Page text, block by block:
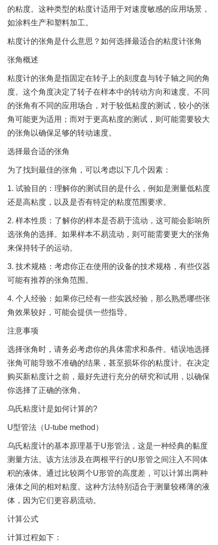
的粘度。这种类型的粘度计适用于对速度敏感的应用场景，
如涂料生产和塑料加工。
粘度计的张角是什么意思？如何选择最适合的粘度计张角
张角概述
粘度计的张角是指固定在转子上的刻度盘与转子轴之间的角
度。这个角度决定了转子在样本中的转动方向和速度。不同
的张角有不同的应用场合，对于较低粘度的测试，较小的张
角可能更为适用；而对于更高粘度的测试，则可能需要较大
的张角以确保足够的转动速度。
选择最合适的张角
为了找到最佳的张角，可以考虑以下几个因素：
1. 试验目的：理解你的测试目的是什么，例如是测量低粘度
还是高粘度，以及是否有特定的粘度范围要求。
2. 样本性质：了解你的样本是否易于流动，这可能会影响所
选张角的选择。如果样本不易流动，则可能需要更大的张角
来保持转子的运动。
3. 技术规格：考虑你正在使用的设备的技术规格，有些仪器
可能有推荐的张角范围。
4. 个人经验：如果你已经有一些实践经验，那么熟悉哪些张
角效果较好，可能会提供一些指导。
注意事项
选择张角时，请务必考虑你的具体需求和条件。错误地选择
张角可能导致不准确的结果，甚至损坏你的粘度计。在决定
购买新粘度计之前，最好先进行充分的研究和试用，以确保
你选择了正确的张角。
乌氏粘度计是如何计算的?
U型管法（U-tube method）
乌氏粘度计的基本原理基于U形管法，这是一种经典的黏度
测量方法。该方法涉及在两根平行的U形管之间注入不同体
积的液体。通过比较两个U形管的高度差，可以计算出两种
液体之间的相对粘度。这种方法特别适合于测量较稀薄的液
体，因为它们更容易流动。
计算公式
计算过程如下：